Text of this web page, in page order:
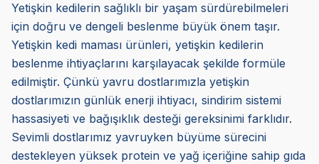
Yetişkin kedilerin sağlıklı bir yaşam sürdürebilmeleri
için doğru ve dengeli beslenme büyük önem taşır.
Yetişkin kedi maması ürünleri, yetişkin kedilerin
beslenme ihtiyaçlarını karşılayacak şekilde formüle
edilmiştir. Çünkü yavru dostlarımızla yetişkin
dostlarımızın günlük enerji ihtiyacı, sindirim sistemi
hassasiyeti ve bağışıklık desteği gereksinimi farklıdır.
Sevimli dostlarımız yavruyken büyüme sürecini
destekleyen yüksek protein ve yağ içeriğine sahip gıda